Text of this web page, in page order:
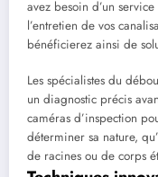
avez besoin d’un
l’entretien de vos
bénéficierez ainsi de
Les spécialistes du
un diagnostic précis
caméras d’inspection
déterminer sa nature,
de racines ou de corps